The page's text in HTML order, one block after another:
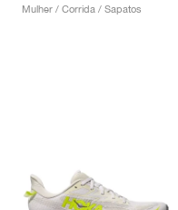
Mulher / Corrida / Sapatos